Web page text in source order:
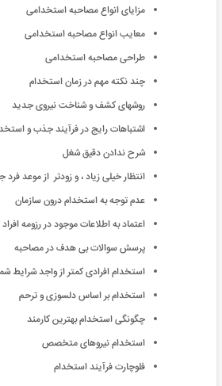
مزایای انواع مصاحبه استخدامی
معایب انواع مصاحبه استخدامی
طراحی مصاحبه استخدامی
چند نکته مهم در زمان استخدام
روشهای کشف و شناخت نیروی جدید
اشتباهات رایج در فرآیند جذب و
شرح ندادن دقیق شغل
انتظار خیلی زیاد ، و زودتر از موعد
عدم توجه به استخدام درون سازمان
اعتماد به اطلاعات موجود در رزومه افراد
پرسش سوالات بی هدف در مصاحبه
استخدام افرادی کمتر از واجد شرایط
استخدام بر اساس دلسوزی و ترحم
چگونگی استخدام بهترین کارمند
استخدام نیروهای متخصص
فلوچارت فرآیند استخدام